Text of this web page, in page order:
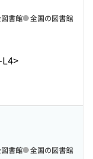
L4>
書館 全国の図書館
書館 全国の図書館